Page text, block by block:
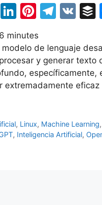
W
h
s
Li
k
e
dI
n
Pi
er
e
st
T
e
gr
a
m
V
r
6 minutes
modelo de lenguaje
y generar
extremadamente
, Linux, Machine Learning,
, Inteligencia Artificial,